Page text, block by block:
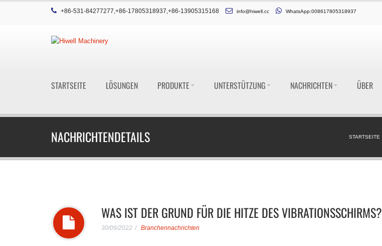
+86-531-84277277,+86-17805318937,+86-13905315168 info@hiwell.cc WhatsApp:008617805318937
STARTSEITE LÖSUNGEN PRODUKTE UNTERSTÜTZUNG NACHRICHTEN ÜBER
NACHRICHTENDETAILS STARTSEITE
WAS IST DER GRUND FÜR DIE HITZE DES VIBRATIONSSCHIRMS?
30/09/2022 Branchennachrichten